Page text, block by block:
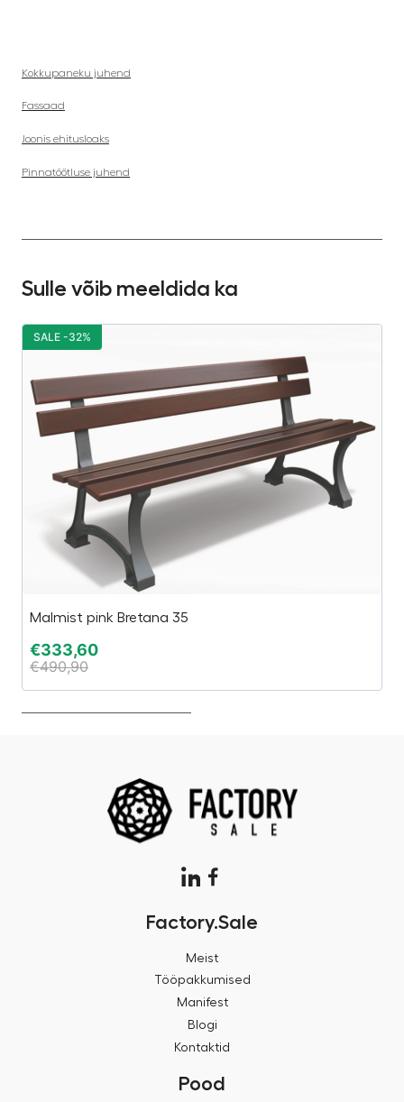
Kokkupaneku juhend
Fassaad
Joonis ehitusloaks
Pinnatöötluse juhend
Sulle võib meeldida ka
Malmist pink Bretana 35
€333,60
€490,90
SALE -32%
Factory.Sale
Meist
Tööpakkumised
Manifest
Blogi
Kontaktid
Pood